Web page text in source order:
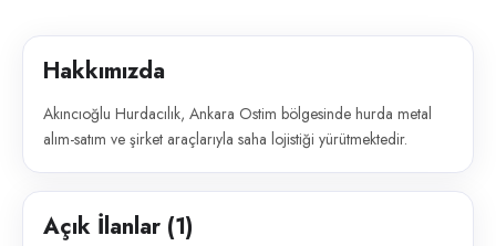
Hakkımızda
Akıncıoğlu Hurdacılık, Ankara Ostim bölgesinde hurda metal
alım-satım ve şirket araçlarıyla saha lojistiği yürütmektedir.
Açık İlanlar (1)